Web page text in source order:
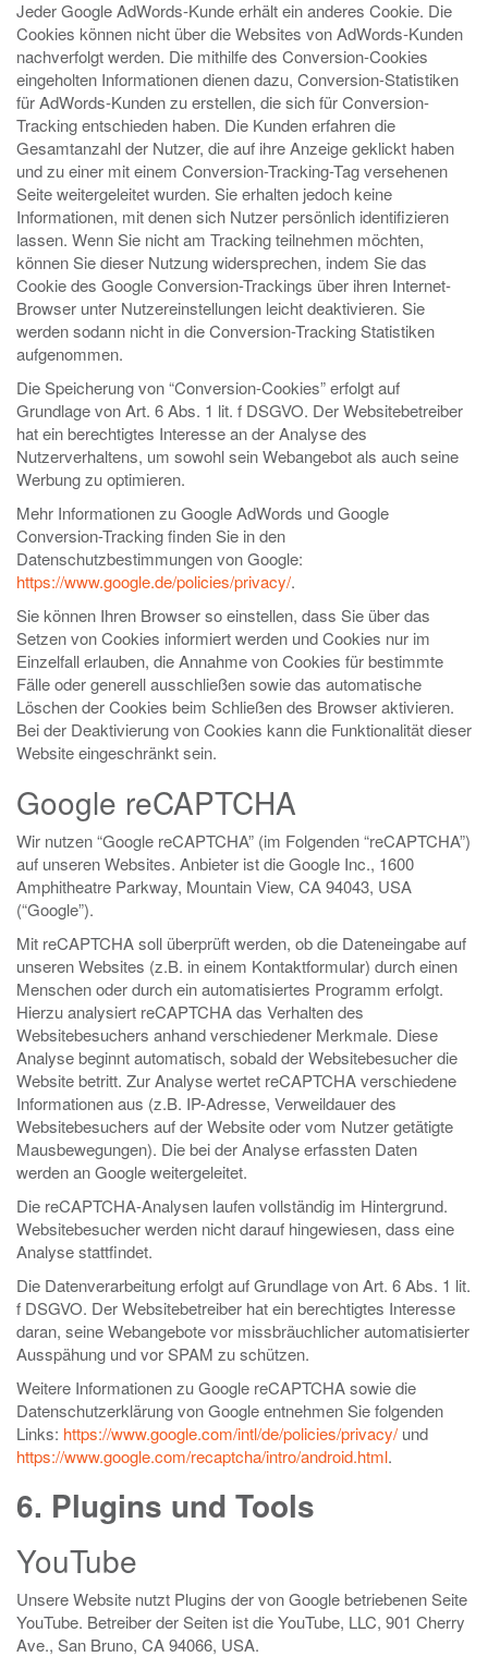
Jeder Google AdWords-Kunde erhält ein anderes Cookie. Die
Cookies können nicht über die Websites von AdWords-Kunden
nachverfolgt werden. Die mithilfe des Conversion-Cookies
eingeholten Informationen dienen dazu, Conversion-Statistiken
für AdWords-Kunden zu erstellen, die sich für Conversion-
Tracking entschieden haben. Die Kunden erfahren die
Gesamtanzahl der Nutzer, die auf ihre Anzeige geklickt haben
und zu einer mit einem Conversion-Tracking-Tag versehenen
Seite weitergeleitet wurden. Sie erhalten jedoch keine
Informationen, mit denen sich Nutzer persönlich identifizieren
lassen. Wenn Sie nicht am Tracking teilnehmen möchten,
können Sie dieser Nutzung widersprechen, indem Sie das
Cookie des Google Conversion-Trackings über ihren Internet-
Browser unter Nutzereinstellungen leicht deaktivieren. Sie
werden sodann nicht in die Conversion-Tracking Statistiken
aufgenommen.
Die Speicherung von “Conversion-Cookies” erfolgt auf
Grundlage von Art. 6 Abs. 1 lit. f DSGVO. Der Websitebetreiber
hat ein berechtigtes Interesse an der Analyse des
Nutzerverhaltens, um sowohl sein Webangebot als auch seine
Werbung zu optimieren.
Mehr Informationen zu Google AdWords und Google
Conversion-Tracking finden Sie in den
Datenschutzbestimmungen von Google:
https://www.google.de/policies/privacy/.
Sie können Ihren Browser so einstellen, dass Sie über das
Setzen von Cookies informiert werden und Cookies nur im
Einzelfall erlauben, die Annahme von Cookies für bestimmte
Fälle oder generell ausschließen sowie das automatische
Löschen der Cookies beim Schließen des Browser aktivieren.
Bei der Deaktivierung von Cookies kann die Funktionalität dieser
Website eingeschränkt sein.
Google reCAPTCHA
Wir nutzen “Google reCAPTCHA” (im Folgenden “reCAPTCHA”)
auf unseren Websites. Anbieter ist die Google Inc., 1600
Amphitheatre Parkway, Mountain View, CA 94043, USA
(“Google”).
Mit reCAPTCHA soll überprüft werden, ob die Dateneingabe auf
unseren Websites (z.B. in einem Kontaktformular) durch einen
Menschen oder durch ein automatisiertes Programm erfolgt.
Hierzu analysiert reCAPTCHA das Verhalten des
Websitebesuchers anhand verschiedener Merkmale. Diese
Analyse beginnt automatisch, sobald der Websitebesucher die
Website betritt. Zur Analyse wertet reCAPTCHA verschiedene
Informationen aus (z.B. IP-Adresse, Verweildauer des
Websitebesuchers auf der Website oder vom Nutzer getätigte
Mausbewegungen). Die bei der Analyse erfassten Daten
werden an Google weitergeleitet.
Die reCAPTCHA-Analysen laufen vollständig im Hintergrund.
Websitebesucher werden nicht darauf hingewiesen, dass eine
Analyse stattfindet.
Die Datenverarbeitung erfolgt auf Grundlage von Art. 6 Abs. 1 lit.
f DSGVO. Der Websitebetreiber hat ein berechtigtes Interesse
daran, seine Webangebote vor missbräuchlicher automatisierter
Ausspähung und vor SPAM zu schützen.
Weitere Informationen zu Google reCAPTCHA sowie die
Datenschutzerklärung von Google entnehmen Sie folgenden
Links: https://www.google.com/intl/de/policies/privacy/ und
https://www.google.com/recaptcha/intro/android.html.
6. Plugins und Tools
YouTube
Unsere Website nutzt Plugins der von Google betriebenen Seite
YouTube. Betreiber der Seiten ist die YouTube, LLC, 901 Cherry
Ave., San Bruno, CA 94066, USA.